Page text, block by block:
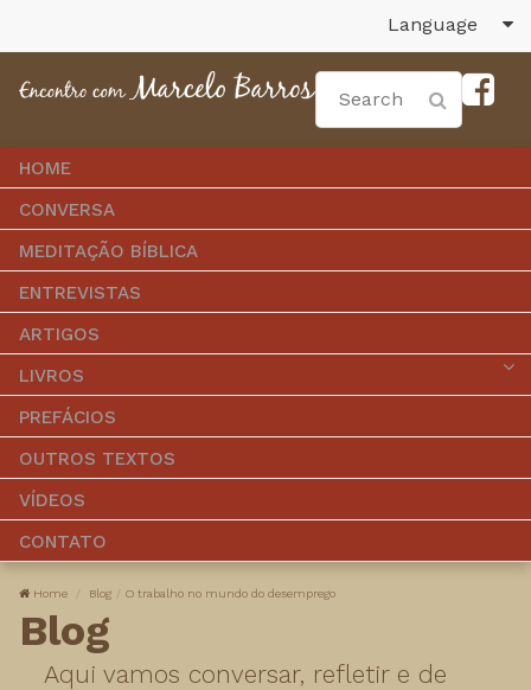
Language
HOME
CONVERSA
MEDITAÇÃO BÍBLICA
ENTREVISTAS
ARTIGOS
LIVROS
PREFÁCIOS
OUTROS TEXTOS
VÍDEOS
CONTATO
Home Blog O trabalho no mundo do desemprego
Blog
Aqui vamos conversar, refletir e de